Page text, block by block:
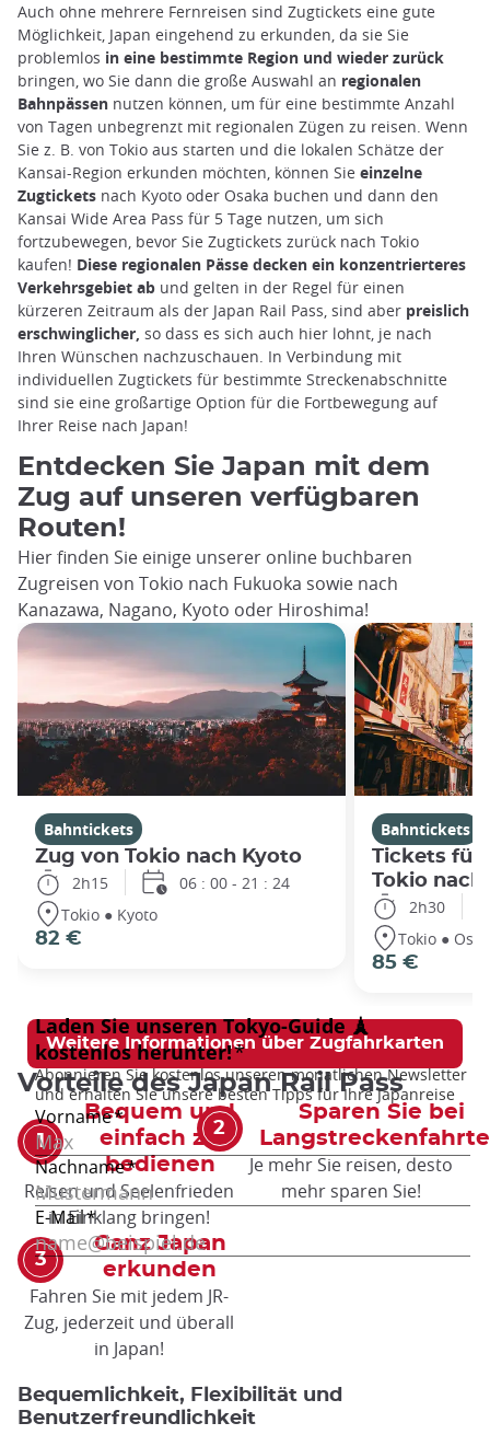
Auch ohne mehrere Fernreisen sind Zugtickets eine gute
Möglichkeit, Japan eingehend zu erkunden, da sie Sie
problemlos in eine bestimmte Region und wieder zurück
bringen, wo Sie dann die große Auswahl an regionalen
Bahnpässen nutzen können, um für eine bestimmte Anzahl
von Tagen unbegrenzt mit regionalen Zügen zu reisen. Wenn
Sie z. B. von Tokio aus starten und die lokalen Schätze der
Kansai-Region erkunden möchten, können Sie einzelne
Zugtickets nach Kyoto oder Osaka buchen und dann den
Kansai Wide Area Pass für 5 Tage nutzen, um sich
fortzubewegen, bevor Sie Zugtickets zurück nach Tokio
kaufen! Diese regionalen Pässe decken ein konzentrierteres
Verkehrsgebiet ab und gelten in der Regel für einen
kürzeren Zeitraum als der Japan Rail Pass, sind aber preislich
erschwinglicher, so dass es sich auch hier lohnt, je nach
Ihren Wünschen nachzuschauen. In Verbindung mit
individuellen Zugtickets für bestimmte Streckenabschnitte
sind sie eine großartige Option für die Fortbewegung auf
Ihrer Reise nach Japan!
Entdecken Sie Japan mit dem
Zug auf unseren verfügbaren
Routen!
Hier finden Sie einige unserer online buchbaren
Zugreisen von Tokio nach Fukuoka sowie nach
Kanazawa, Nagano, Kyoto oder Hiroshima!
Bahntickets
Zug von Tokio nach Kyoto
2h15
06 : 00 - 21 : 24
Tokio ● Kyoto
82 €
Bahntickets
Tickets für
Tokio nach
2h30
Tokio ●
85 €
Weitere Informationen über Zugfahrkarten
Vorteile des Japan Rail Pass
Bequem und
einfach zu
bedienen
Reisen und Seelenfrieden
in Einklang bringen!
Sparen Sie bei
Je mehr Sie reisen, desto
mehr sparen Sie!
Ganz Japan
erkunden
Fahren Sie mit jedem JR-
Zug, jederzeit und überall
in Japan!
Bequemlichkeit, Flexibilität und
Benutzerfreundlichkeit